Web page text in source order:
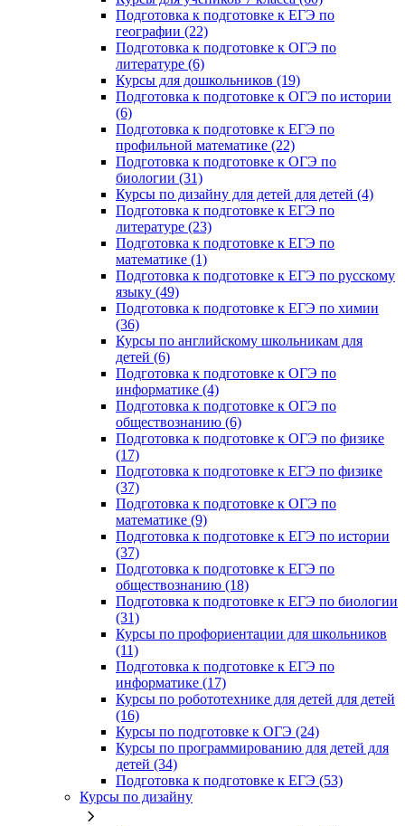
Подготовка к подготовке к ЕГЭ по
географии (22)
Подготовка к подготовке к ОГЭ по
литературе (6)
Курсы для дошкольников (19)
Подготовка к подготовке к ОГЭ по истории
(6)
Подготовка к подготовке к ЕГЭ по
профильной математике (22)
Подготовка к подготовке к ОГЭ по
биологии (31)
Курсы по дизайну для детей для детей (4)
Подготовка к подготовке к ЕГЭ по
литературе (23)
Подготовка к подготовке к ЕГЭ по
математике (1)
Подготовка к подготовке к ЕГЭ по русскому
языку (49)
Подготовка к подготовке к ЕГЭ по химии
(36)
Курсы по английскому школьникам для
детей (6)
Подготовка к подготовке к ОГЭ по
информатике (4)
Подготовка к подготовке к ОГЭ по
обществознанию (6)
Подготовка к подготовке к ОГЭ по физике
(17)
Подготовка к подготовке к ЕГЭ по физике
(37)
Подготовка к подготовке к ОГЭ по
математике (9)
Подготовка к подготовке к ЕГЭ по истории
(37)
Подготовка к подготовке к ЕГЭ по
обществознанию (18)
Подготовка к подготовке к ЕГЭ по биологии
(31)
Курсы по профориентации для школьников
(11)
Подготовка к подготовке к ЕГЭ по
информатике (17)
Курсы по робототехнике для детей для детей
(16)
Курсы по подготовке к ОГЭ (24)
Курсы по программированию для детей для
детей (34)
Подготовка к подготовке к ЕГЭ (53)
Курсы по дизайну